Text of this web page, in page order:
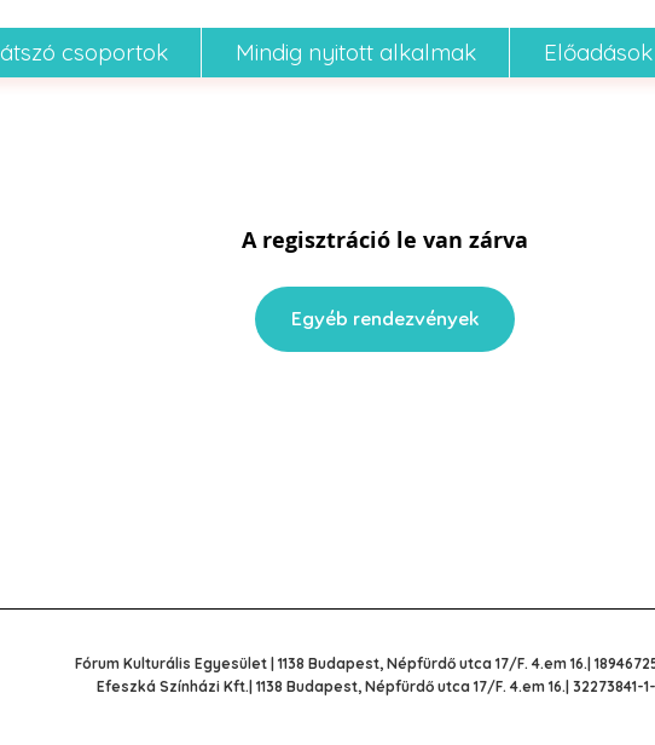
csoportok Mindig nyitott alkalmak Előadások
A regisztráció le van zárva
Egyéb rendezvények
Fórum Kulturális Egyesület | 1138 Budapest, Népfürdő utca 17/F. 4.em 16.|
Efeszká Színházi Kft.| 1138 Budapest, Népfürdő utca 17/F. 4.em 16.| 32273841-